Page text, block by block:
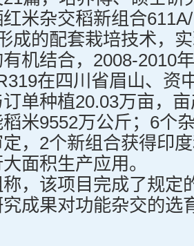
米杂交稻新组合
成的配套栽培技术，
机结合，2008-2010
在四川省眉山、资
单种植20.03万亩，
米9552万公斤；6个
，2个新组合获得印
面积生产应用。
该项目完成了规定
成果对功能杂交的选